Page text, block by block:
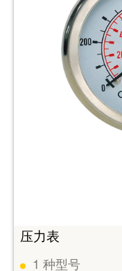
压力表
1 种型号